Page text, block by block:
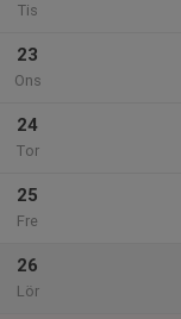
Tis
23
Ons
24
Tor
25
Fre
26
Lör